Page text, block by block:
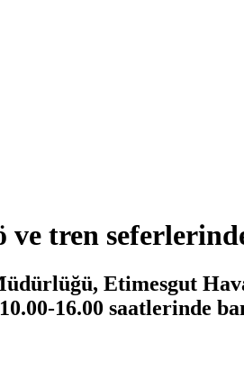
tren
Etimesgut
16.00 saatlerinde